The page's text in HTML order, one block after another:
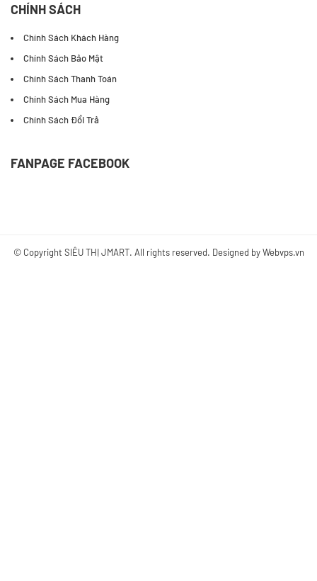
CHÍNH SÁCH
Chính Sách Khách Hàng
Chính Sách Bảo Mật
Chính Sách Thanh Toán
Chính Sách Mua Hàng
Chính Sách Đổi Trả
FANPAGE FACEBOOK
© Copyright SIÊU THỊ JMART. All rights reserved. Designed byWebvps.vn